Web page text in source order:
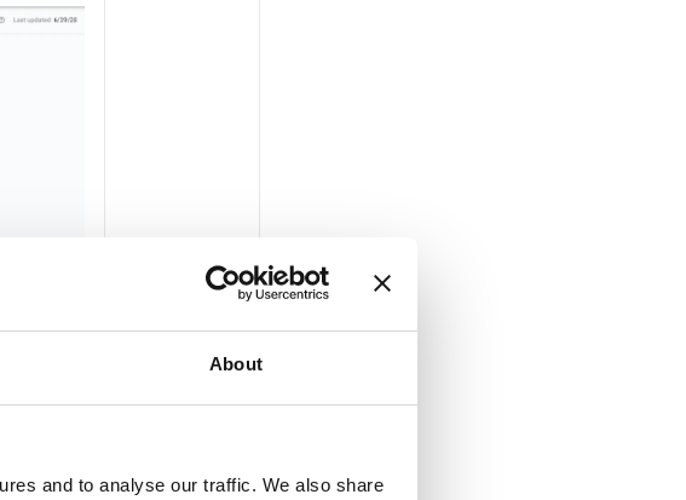
About
and to analyse our traffic. We also share
nu og i